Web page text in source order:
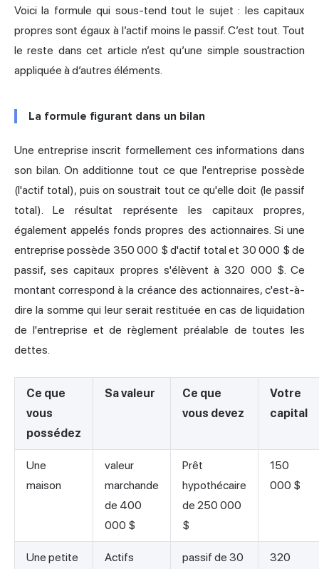
Voici la formule qui sous-tend tout le sujet : les capitaux
propres sont égaux à l’actif moins le passif. C’est tout. Tout
le reste dans cet article n’est qu’une simple soustraction
appliquée à d’autres éléments.
La formule figurant dans un bilan
Une entreprise inscrit formellement ces informations dans
son bilan. On additionne tout ce que l'entreprise possède
(l'actif total), puis on soustrait tout ce qu'elle doit (le passif
total). Le résultat représente les capitaux propres,
également appelés fonds propres des actionnaires. Si une
entreprise possède 350 000 $ d'actif total et 30 000 $ de
passif, ses capitaux propres s'élèvent à 320 000 $. Ce
montant correspond à la créance des actionnaires, c'est-à-
dire la somme qui leur serait restituée en cas de liquidation
de l'entreprise et de règlement préalable de toutes les
dettes.
Ce que
vous
possédez
Sa valeur
Ce que
vous devez
Votre
capital
Une
maison
valeur
marchande
de 400
000 $
Prêt
hypothécaire
de 250 000
$
150
000 $
Une petite
Actifs
passif de 30
320